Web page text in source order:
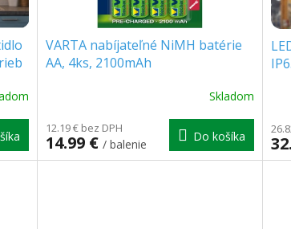
VARTA nabíjateľné NiMH batérie
AA, 4ks, 2100mAh
produktu
je
5.0
Skladom
12.19 € bez DPH
14.99 € / balenie
Do košíka